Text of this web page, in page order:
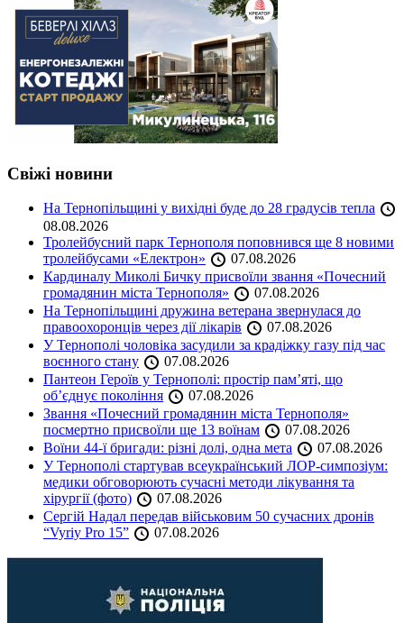
Свіжі новини
На Тернопільщині у вихідні буде до 28 градусів тепла
08.08.2026
Тролейбусний парк Тернополя поповнився ще 8 новими
тролейбусами «Електрон»
07.08.2026
Кардиналу Миколі Бичку присвоїли звання «Почесний
громадянин міста Тернополя»
07.08.2026
На Тернопільщині дружина ветерана звернулася до
правоохоронців через дії лікарів
07.08.2026
У Тернополі чоловіка засудили за крадіжку газу під час
воєнного стану
07.08.2026
Пантеон Героїв у Тернополі: простір пам’яті, що
об’єднує покоління
07.08.2026
Звання «Почесний громадянин міста Тернополя»
посмертно присвоїли ще 13 воїнам
07.08.2026
Воїни 44-ї бригади: різні долі, одна мета
07.08.2026
У Тернополі стартував всеукраїнський ЛОР-симпозіум:
медики обговорюють сучасні методи лікування та
хірургії (фото)
07.08.2026
Сергій Надал передав військовим 50 сучасних дронів
“Vyriy Pro 15”
07.08.2026